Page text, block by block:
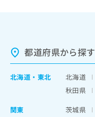
都道府県から探す
北海道 ・ 東北 北海道
秋田県
関東
茨城県